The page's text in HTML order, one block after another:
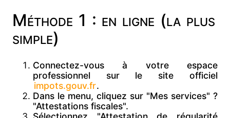
Méthode 1 : en ligne (la plus
simple)
Connectez-vous à votre espace
professionnel sur le site officiel
impots.gouv.fr.
Dans le menu, cliquez sur "Mes services" ?
"Attestations fiscales".